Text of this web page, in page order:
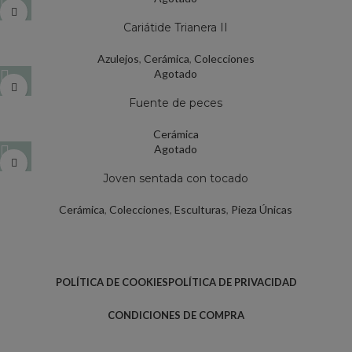
Cariátide Trianera II
Azulejos, Cerámica, Colecciones
Agotado
Fuente de peces
Cerámica
Agotado
Joven sentada con tocado
Cerámica, Colecciones,Esculturas, Pieza Únicas
POLÍTICA DE COOKIESPOLÍTICA DE PRIVACIDAD
CONDICIONES DE COMPRA